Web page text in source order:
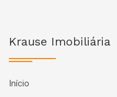
Krause Imobiliária
Início